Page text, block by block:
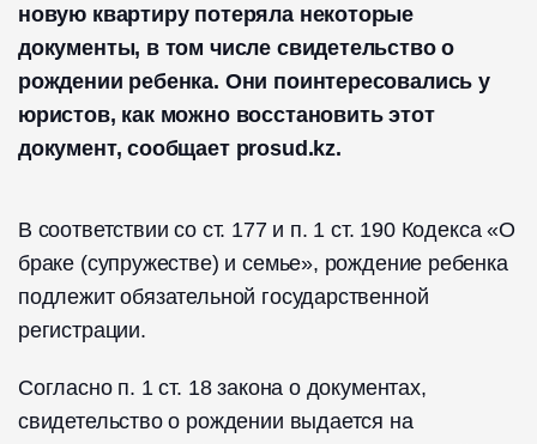
новую квартиру потеряла некоторые
документы, в том числе свидетельство о
рождении ребенка. Они поинтересовались у
юристов, как можно восстановить этот
документ, сообщает prosud.kz.
В соответствии со ст. 177 и п. 1 ст. 190 Кодекса «О
браке (супружестве) и семье», рождение ребенка
подлежит обязательной государственной
регистрации.
Согласно п. 1 ст. 18 закона о документах,
свидетельство о рождении выдается на